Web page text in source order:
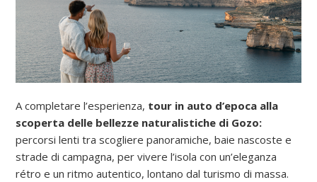
A completare l’esperienza, tour in auto d’epoca alla
scoperta delle bellezze naturalistiche di Gozo:
percorsi lenti tra scogliere panoramiche, baie nascoste e
strade di campagna, per vivere l’isola con un’eleganza
rétro e un ritmo autentico, lontano dal turismo di massa.